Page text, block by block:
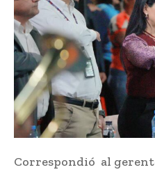
Correspondió al